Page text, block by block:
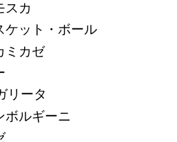
スカ
ケット・ボール
ミカゼ
リータ
ボルギーニ